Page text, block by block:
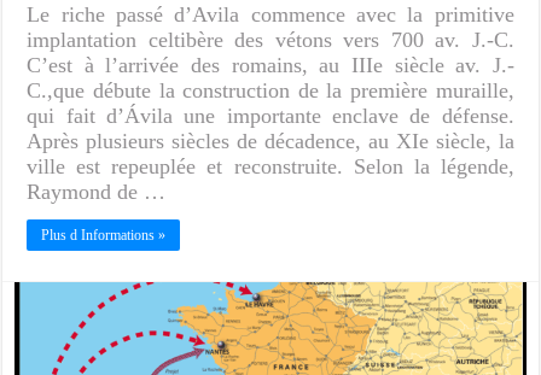
Le riche passé d’Avila commence avec la primitive
implantation celtibère des vétons vers 700 av. J.-C.
C’est à l’arrivée des romains, au IIIe siècle av. J.-
C.,que débute la construction de la première muraille,
qui fait d’Ávila une importante enclave de défense.
Après plusieurs siècles de décadence, au XIe siècle, la
ville est repeuplée et reconstruite. Selon la légende,
Raymond de …
Plus d Informations »